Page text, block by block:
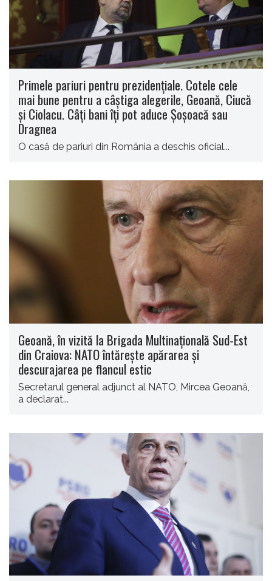
Primele pariuri pentru prezidențiale. Cotele cele
mai bune pentru a câştiga alegerile, Geoană, Ciucă
şi Ciolacu. Câți bani îți pot aduce Șoșoacă sau
Dragnea
O casă de pariuri din România a deschis oficial...
Geoană, în vizită la Brigada Multinaţională Sud-Est
din Craiova: NATO întăreşte apărarea şi
descurajarea pe flancul estic
Secretarul general adjunct al NATO, Mircea Geoană,
a declarat...